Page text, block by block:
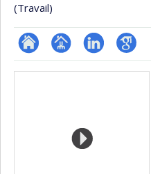
(Travail)
ResearchGate
Page LinkedInGoogle
Media